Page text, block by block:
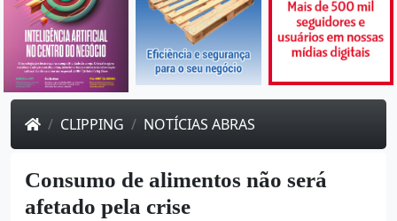
CLIPPING NOTÍCIAS ABRAS
Consumo de alimentos não será
afetado pela crise